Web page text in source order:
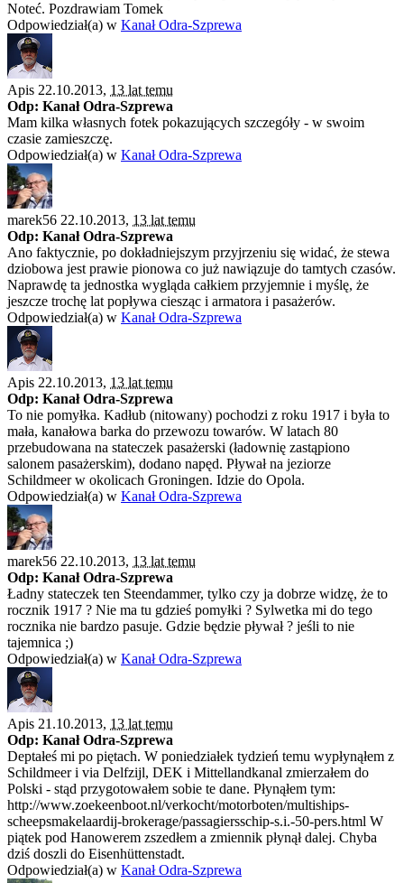
Noteć. Pozdrawiam Tomek
Odpowiedział(a) w Kanał Odra-Szprewa
Apis 22.10.2013, 13 lat temu
Odp: Kanał Odra-Szprewa
Mam kilka własnych fotek pokazujących szczegóły - w swoim
czasie zamieszczę.
Odpowiedział(a) w Kanał Odra-Szprewa
marek56 22.10.2013, 13 lat temu
Odp: Kanał Odra-Szprewa
Ano faktycznie, po dokładniejszym przyjrzeniu się widać, że stewa
dziobowa jest prawie pionowa co już nawiązuje do tamtych czasów.
Naprawdę ta jednostka wygląda całkiem przyjemnie i myślę, że
jeszcze trochę lat popływa ciesząc i armatora i pasażerów.
Odpowiedział(a) w Kanał Odra-Szprewa
Apis 22.10.2013, 13 lat temu
Odp: Kanał Odra-Szprewa
To nie pomyłka. Kadłub (nitowany) pochodzi z roku 1917 i była to
mała, kanałowa barka do przewozu towarów. W latach 80
przebudowana na stateczek pasażerski (ładownię zastąpiono
salonem pasażerskim), dodano napęd. Pływał na jeziorze
Schildmeer w okolicach Groningen. Idzie do Opola.
Odpowiedział(a) w Kanał Odra-Szprewa
marek56 22.10.2013, 13 lat temu
Odp: Kanał Odra-Szprewa
Ładny stateczek ten Steendammer, tylko czy ja dobrze widzę, że to
rocznik 1917 ? Nie ma tu gdzieś pomyłki ? Sylwetka mi do tego
rocznika nie bardzo pasuje. Gdzie będzie pływał ? jeśli to nie
tajemnica ;)
Odpowiedział(a) w Kanał Odra-Szprewa
Apis 21.10.2013, 13 lat temu
Odp: Kanał Odra-Szprewa
Deptałeś mi po piętach. W poniedziałek tydzień temu wypłynąłem z
Schildmeer i via Delfzijl, DEK i Mittellandkanal zmierzałem do
Polski - stąd przygotowałem sobie te dane. Płynąłem tym:
http://www.zoekeenboot.nl/verkocht/motorboten/multiships-
scheepsmakelaardij-brokerage/passagiersschip-s.i.-50-pers.html W
piątek pod Hanowerem zszedłem a zmiennik płynął dalej. Chyba
dziś doszli do Eisenhüttenstadt.
Odpowiedział(a) w Kanał Odra-Szprewa